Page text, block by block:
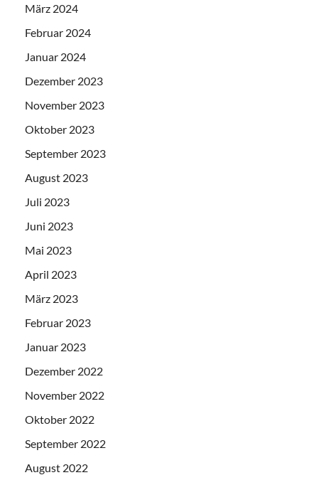
März 2024
Februar 2024
Januar 2024
Dezember 2023
November 2023
Oktober 2023
September 2023
August 2023
Juli 2023
Juni 2023
Mai 2023
April 2023
März 2023
Februar 2023
Januar 2023
Dezember 2022
November 2022
Oktober 2022
September 2022
August 2022